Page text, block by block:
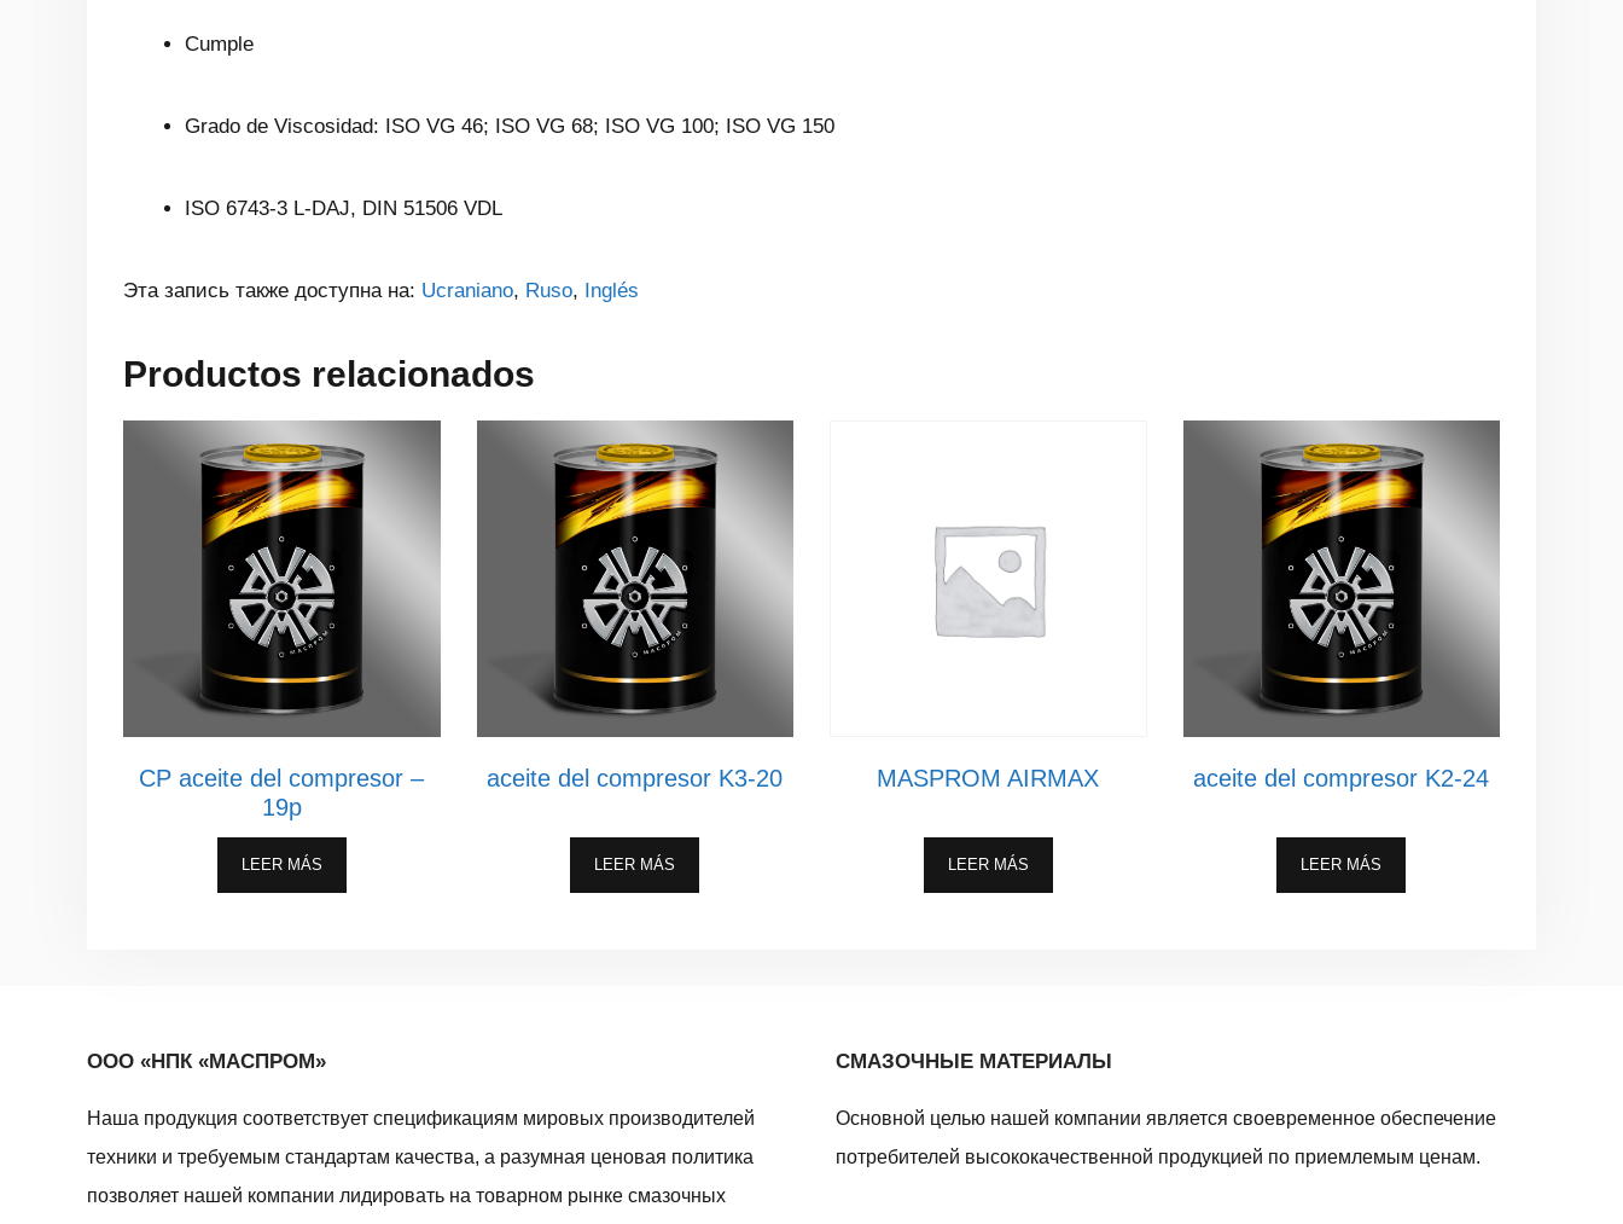
Cumple
Grado de Viscosidad: ISO VG 46; ISO VG 68; ISO VG 100; ISO VG 150
ISO 6743-3 L-DAJ, DIN 51506 VDL
Эта запись также доступна на: Ucraniano Ruso Inglés
Productos relacionados
CP aceite del compresor –
19p
LEER MÁS
aceite del compresor K3-20
LEER MÁS
MASPROM AIRMAX
LEER MÁS
aceite del compresor K2-24
LEER MÁS
ООО «НПК «МАСПРОМ»
Наша продукция соответствует спецификациям мировых производителей
техники и требуемым стандартам качества, а разумная ценовая политика
позволяет нашей компании лидировать на товарном рынке смазочных
СМАЗОЧНЫЕ МАТЕРИАЛЫ
Основной целью нашей компании является своевременное обеспечение
потребителей высококачественной продукцией по приемлемым ценам.